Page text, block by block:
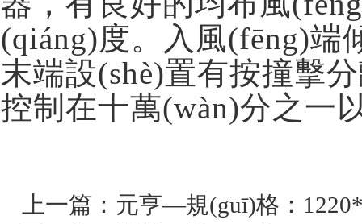
(qiáng)度。入風(fēng)端傾
末端設(shè)置有按撞擊分
控制在十萬(wàn)分之
上一篇： 元亨—規(guī)格：